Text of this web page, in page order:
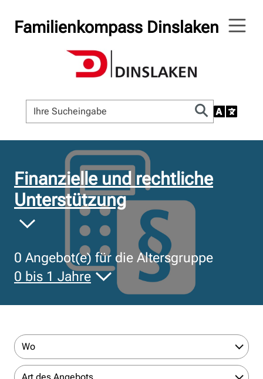
Familienkompass Dinslaken
Finanzielle und rechtliche
Unterstützung
0 Angebot(e) für die Altersgruppe
0 bis 1 Jahre
Wo